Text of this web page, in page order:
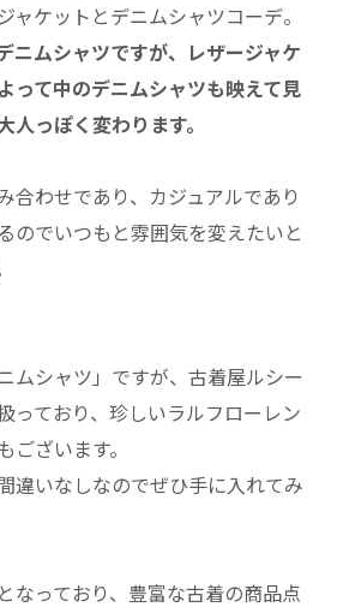
ャケットとデニムシャツコーデ。
ニムシャツですが、レザージャケ
って中のデニムシャツも映えて見
人っぽく変わります。
合わせであり、カジュアルであり
のでいつもと雰囲気を変えたいと
ムシャツ」ですが、古着屋ルシー
っており、珍しいラルフローレン
ございます。
違いなしなのでぜひ手に入れてみ
となっており、豊富な古着の商品点